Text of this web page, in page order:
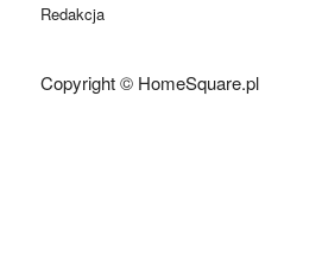
Redakcja
Copyright © HomeSquare.pl